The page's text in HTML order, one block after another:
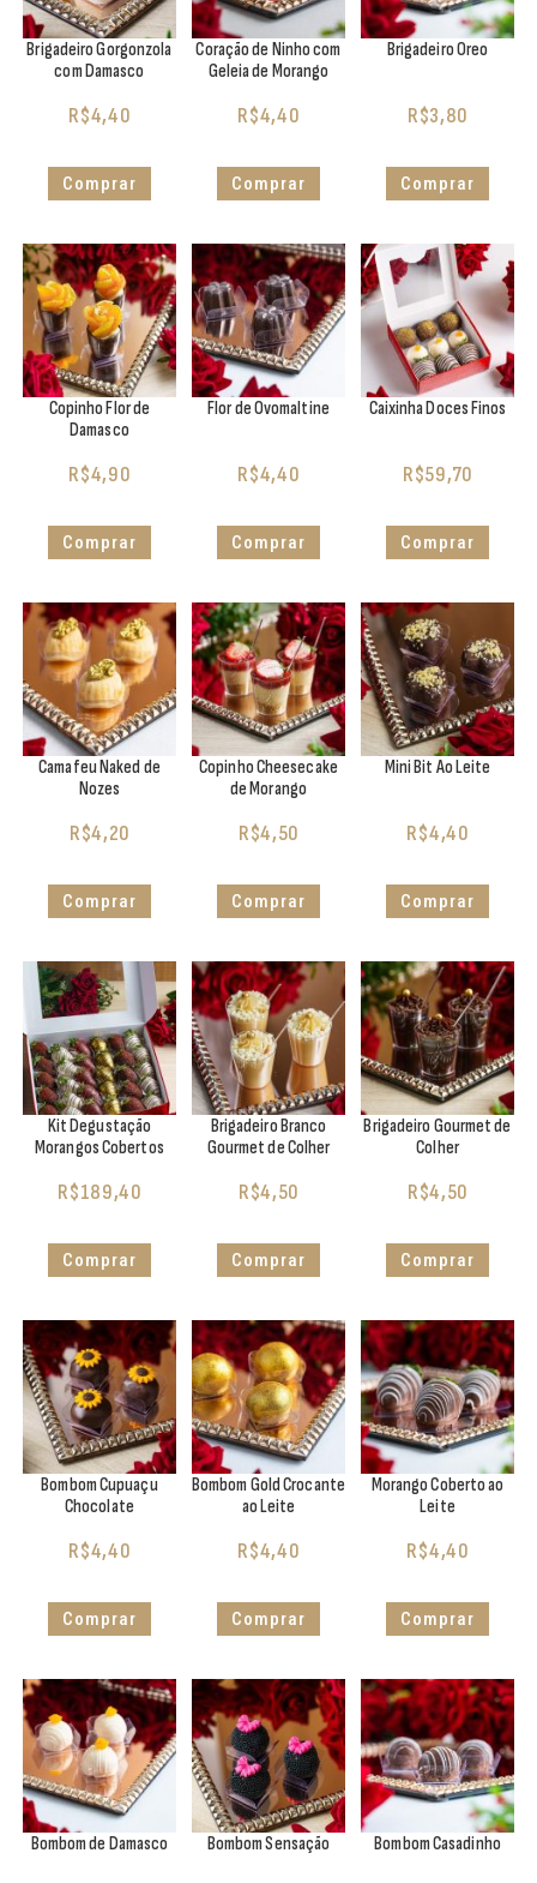
Brigadeiro Gorgonzola
com Damasco
R$4,40
Comprar
Coração de Ninho com
Geleia de Morango
R$4,40
Comprar
Brigadeiro Oreo
R$3,80
Comprar
Copinho Flor de
Damasco
R$4,90
Comprar
Flor de Ovomaltine
R$4,40
Comprar
Caixinha Doces Finos
R$59,70
Comprar
Camafeu Naked de
Nozes
R$4,20
Comprar
Copinho Cheesecake
de Morango
R$4,50
Comprar
Mini Bit Ao Leite
R$4,40
Comprar
Kit Degustação
Morangos Cobertos
R$189,40
Comprar
Brigadeiro Branco
Gourmet de Colher
R$4,50
Comprar
Brigadeiro Gourmet de
Colher
R$4,50
Comprar
Bombom Cupuaçu
Chocolate
R$4,40
Comprar
Bombom Gold Crocante
ao Leite
R$4,40
Comprar
Morango Coberto ao
Leite
R$4,40
Comprar
Bombom de Damasco Bombom Sensação Bombom Casadinho